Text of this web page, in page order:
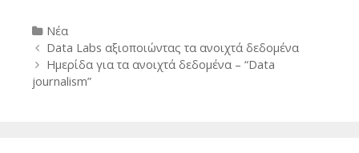
Categories
Νέα
Post
navigation
Data Labs αξιοποιώντας τα ανοιχτά δεδομένα
Ημερίδα για τα ανοιχτά δεδομένα – “Data
journalism”